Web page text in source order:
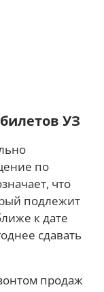
УЗ
по
что
подлежит
к дате
сдавать
продаж